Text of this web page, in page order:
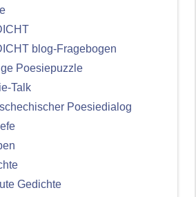
blog-Fragebogen
Poesiepuzzle
Talk
Poesiedialog
Gedichte